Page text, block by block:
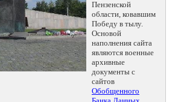
Пензенской
области, ковавшим
Победу в тылу.
Основой
наполнения сайта
являются военные
архивные
документы с
сайтов
Обобщенного